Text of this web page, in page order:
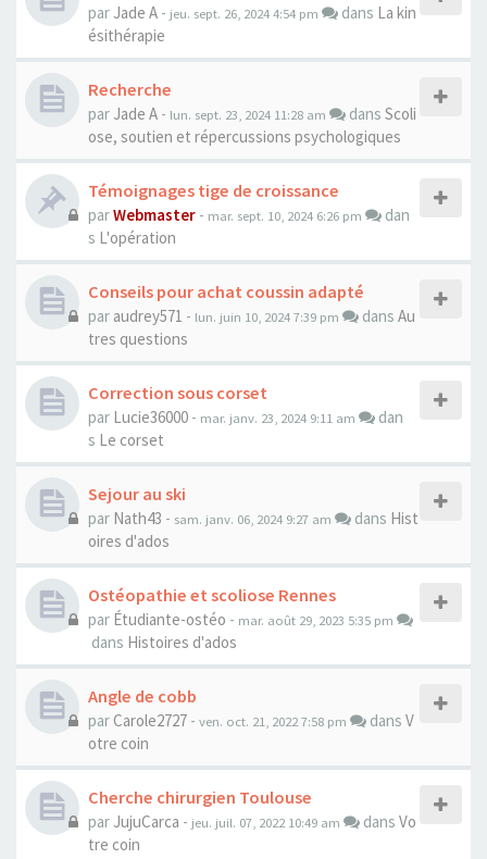
par Jade A - jeu. sept. 26, 2024 4:54 pm dans La kin
ésithérapie
Recherche
par Jade A - lun. sept. 23, 2024 11:28 am dans Scoli
ose, soutien et répercussions psychologiques
Témoignages tige de croissance
parWebmaster - mar. sept. 10, 2024 6:26 pm
dan
s L'opération
Conseils pour achat coussin adapté
par audrey571 - lun. juin 10, 2024 7:39 pm dans Au
tres questions
Correction sous corset
par Lucie36000 - mar. janv. 23, 2024 9:11 am
dan
s Le corset
Sejour au ski
par Nath43 - sam. janv. 06, 2024 9:27 am dans Hist
oires d'ados
Ostéopathie et scoliose Rennes
par Étudiante-ostéo - mar. août 29, 2023 5:35 pm
dans Histoires d'ados
Angle de cobb
par Carole2727 - ven. oct. 21, 2022 7:58 pm dans V
otre coin
Cherche chirurgien Toulouse
par JujuCarca - jeu. juil. 07, 2022 10:49 am dans Vo
tre coin